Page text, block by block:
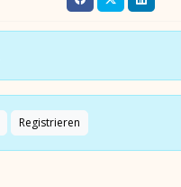
Registrieren